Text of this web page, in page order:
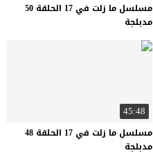
مسلسل ما زلت في 17 الحلقة 50
مدبلجة
45:48
مسلسل ما زلت في 17 الحلقة 48
مدبلجة